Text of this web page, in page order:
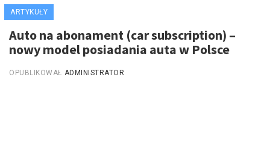
ARTYKUŁY
Auto na abonament (car subscription) –
nowy model posiadania auta w Polsce
OPUBLIKOWAŁ ADMINISTRATOR